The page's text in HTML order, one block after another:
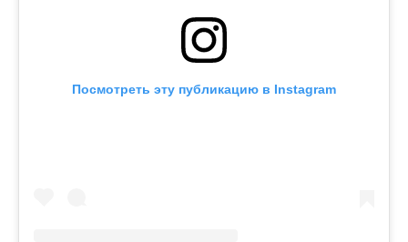
Посмотреть эту публикацию в Instagram